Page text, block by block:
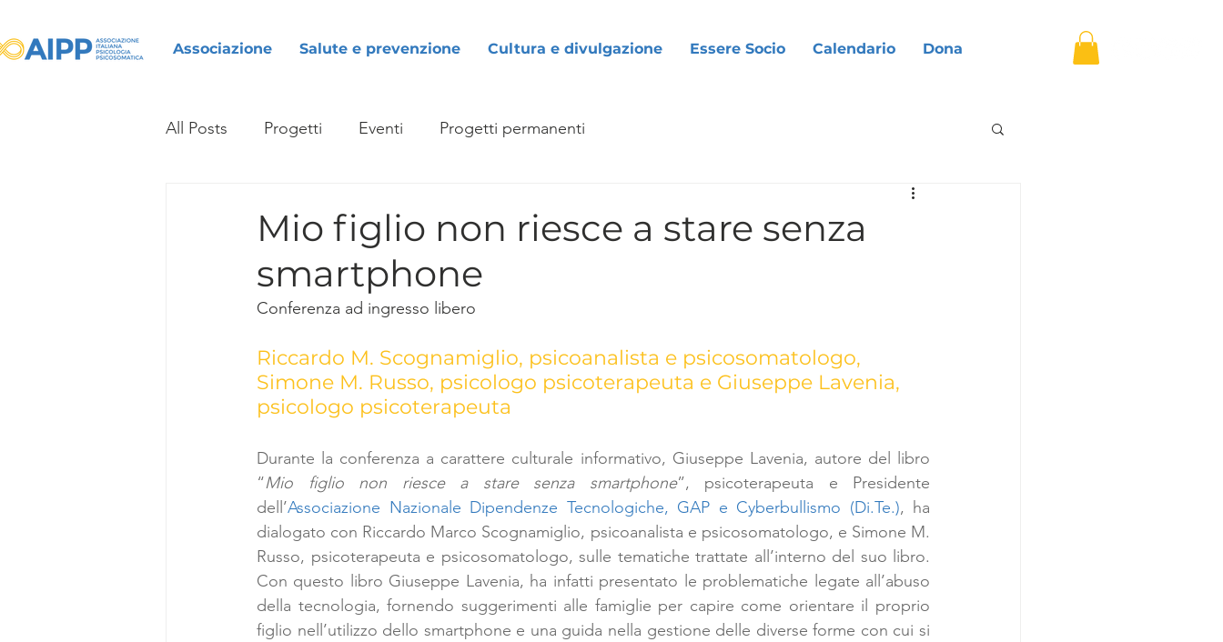
Associazione Salute e prevenzione Cultura e divulgazione Essere Socio Calendario Dona
All Posts Progetti Eventi Progetti permanenti
Mio figlio non riesce a stare senza
smartphone
Conferenza ad ingresso libero
Riccardo M. Scognamiglio, psicoanalista e psicosomatologo,
Simone M. Russo, psicologo psicoterapeuta e Giuseppe Lavenia,
psicologo psicoterapeuta
Durante la conferenza a carattere culturale informativo, Giuseppe Lavenia, autore del libro
“Mio figlio non riesce a stare senza smartphone”, psicoterapeuta e Presidente
dell’Associazione Nazionale Dipendenze Tecnologiche, GAP e Cyberbullismo (Di.Te.), ha
dialogato con Riccardo Marco Scognamiglio, psicoanalista e psicosomatologo, e Simone M.
Russo, psicoterapeuta e psicosomatologo, sulle tematiche trattate all’interno del suo libro.
Con questo libro Giuseppe Lavenia, ha infatti presentato le problematiche legate all’abuso
della tecnologia, fornendo suggerimenti alle famiglie per capire come orientare il proprio
figlio nell’utilizzo dello smartphone e una guida nella gestione delle diverse forme con cui si